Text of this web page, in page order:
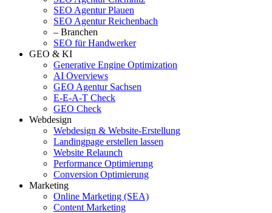
SEO Agentur Plauen
SEO Agentur Reichenbach
– Branchen
SEO für Handwerker
GEO & KI
Generative Engine Optimization
AI Overviews
GEO Agentur Sachsen
E-E-A-T Check
GEO Check
Webdesign
Webdesign & Website-Erstellung
Landingpage erstellen lassen
Website Relaunch
Performance Optimierung
Conversion Optimierung
Marketing
Online Marketing (SEA)
Content Marketing